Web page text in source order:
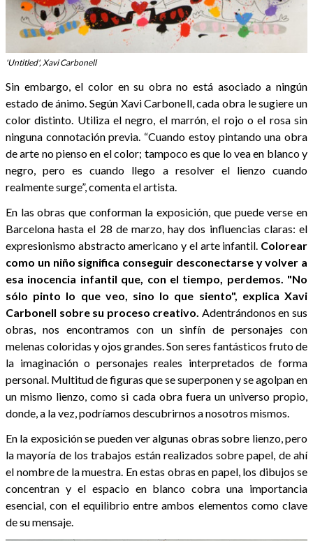
'Untitled', Xavi Carbonell
Sin embargo, el color en su obra no está asociado a ningún
estado de ánimo. Según Xavi Carbonell, cada obra le sugiere un
color distinto. Utiliza el negro, el marrón, el rojo o el rosa sin
ninguna connotación previa. “Cuando estoy pintando una obra
de arte no pienso en el color; tampoco es que lo vea en blanco y
negro, pero es cuando llego a resolver el lienzo cuando
realmente surge”, comenta el artista.
En las obras que conforman la exposición, que puede verse en
Barcelona hasta el 28 de marzo, hay dos influencias claras: el
expresionismo abstracto americano y el arte infantil. Colorear
como un niño significa conseguir desconectarse y volver a
esa inocencia infantil que, con el tiempo, perdemos. "No
sólo pinto lo que veo, sino lo que siento", explica Xavi
Carbonell sobre su proceso creativo. Adentrándonos en sus
obras, nos encontramos con un sinfín de personajes con
melenas coloridas y ojos grandes. Son seres fantásticos fruto de
la imaginación o personajes reales interpretados de forma
personal. Multitud de figuras que se superponen y se agolpan en
un mismo lienzo, como si cada obra fuera un universo propio,
donde, a la vez, podríamos descubrirnos a nosotros mismos.
En la exposición se pueden ver algunas obras sobre lienzo, pero
la mayoría de los trabajos están realizados sobre papel, de ahí
el nombre de la muestra. En estas obras en papel, los dibujos se
concentran y el espacio en blanco cobra una importancia
esencial, con el equilibrio entre ambos elementos como clave
de su mensaje.